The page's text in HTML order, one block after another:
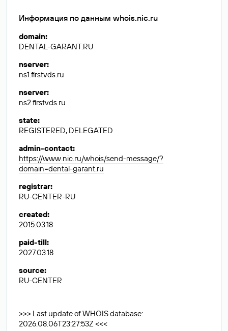
Информация по данным whois.nic.ru
domain:
DENTAL-GARANT.RU
nserver:
ns1.firstvds.ru
nserver:
ns2.firstvds.ru
state:
REGISTERED, DELEGATED
admin-contact:
https://www.nic.ru/whois/send-message/?
domain=dental-garant.ru
registrar:
RU-CENTER-RU
created:
2015.03.18
paid-till:
2027.03.18
source:
RU-CENTER
>>> Last update of WHOIS database:
2026.08.06T23:27:53Z <<<